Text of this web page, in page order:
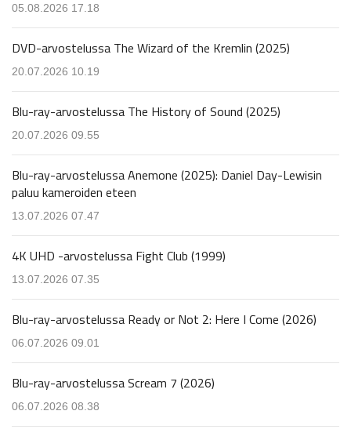
05.08.2026 17.18
DVD-arvostelussa The Wizard of the Kremlin (2025)
20.07.2026 10.19
Blu-ray-arvostelussa The History of Sound (2025)
20.07.2026 09.55
Blu-ray-arvostelussa Anemone (2025): Daniel Day-Lewisin
paluu kameroiden eteen
13.07.2026 07.47
4K UHD -arvostelussa Fight Club (1999)
13.07.2026 07.35
Blu-ray-arvostelussa Ready or Not 2: Here I Come (2026)
06.07.2026 09.01
Blu-ray-arvostelussa Scream 7 (2026)
06.07.2026 08.38